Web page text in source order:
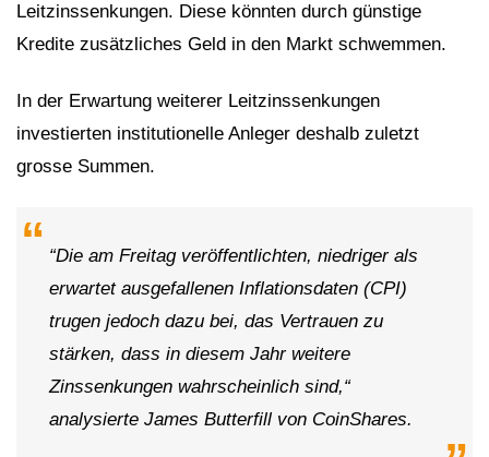
Leitzinssenkungen. Diese könnten durch günstige
Kredite zusätzliches Geld in den Markt schwemmen.
In der Erwartung weiterer Leitzinssenkungen
investierten institutionelle Anleger deshalb zuletzt
grosse Summen.
“Die am Freitag veröffentlichten, niedriger als
erwartet ausgefallenen Inflationsdaten (CPI)
trugen jedoch dazu bei, das Vertrauen zu
stärken, dass in diesem Jahr weitere
Zinssenkungen wahrscheinlich sind,“
analysierte James Butterfill von CoinShares.